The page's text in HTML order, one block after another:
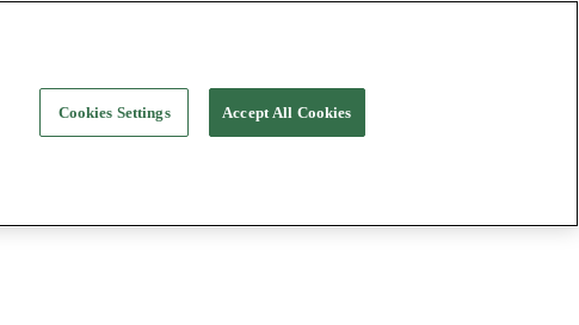
Cookies Settings Accept All Cookies